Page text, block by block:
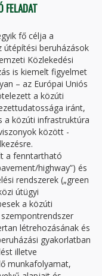
FELADAT
fő célja a
beruházások
Közlekedési
is kiemelt figyelmet
– az Európai Uniós
a közúti
iránt,
a közúti infrastruktúra
között -
a fenntartható
highway”) és
rendszerek („green
útügyi
a közúti
létrehozásának és
gyakorlatban
illetve
munkafolyamat,